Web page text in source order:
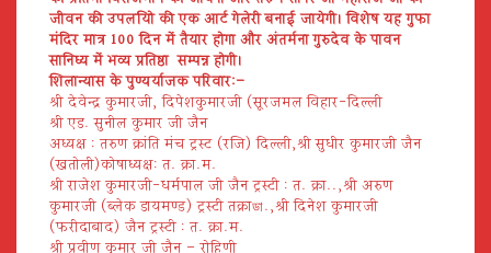
जीवन की उपलब्धियो की एक आर्ट गेलेरी बनाई जायेगी। विशेष यह गुफा
मंदिर मात्र 100 दिन में तैयार होगा और अंतर्मना गुरुदेव के पावन
सानिध्य में भव्य प्रतिष्ठा सम्पन्न होगी।
शिलान्यास के पुण्यर्याजक परिवार:–
श्री देवेन्द्र कुमारजी, दिपेशकुमारजी (सूरजमल विहार-दिल्ली
श्री एड. सुनील कुमार जी जैन
अध्यक्ष : तरुण क्रांति मंच ट्रस्ट (रजि) दिल्ली,श्री सुधीर कुमारजी जैन
(खतोली)कोषाध्यक्ष: त. क्रा.म.
श्री राजेश कुमारजी-धर्मपाल जी जैन ट्रस्टी : त. क्रा..,श्री अरुण
कुमारजी (ब्लेक डायमण्ड) ट्रस्टी तक्राডা.,श्री दिनेश कुमारजी
(फरीदाबाद) जैन ट्रस्टी : त. क्रा.म.